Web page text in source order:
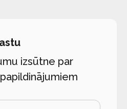
izsūtne par